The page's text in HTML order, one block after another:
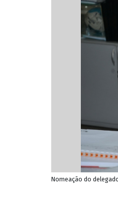
Nomeação do